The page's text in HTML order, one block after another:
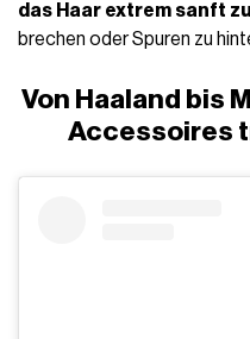
das Haar extrem sanft
brechen oder Spuren zu
Von Haaland bis
Accessoires